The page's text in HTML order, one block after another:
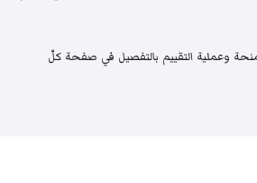
وعملية التقييم بالتفصيل في صفحة كلّ